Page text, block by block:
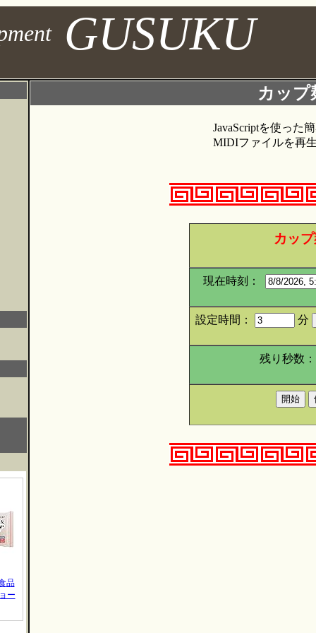
GUSUKU
品
ー
カップ
JavaScriptを使った
MIDIファイルを再
カッ
現在時刻：
設定時間： 分
残り秒数